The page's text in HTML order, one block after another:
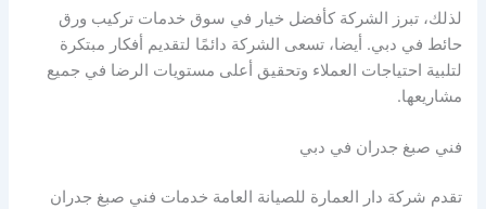
لذلك، تبرز الشركة كأفضل خيار في سوق خدمات تركيب ورق
حائط في دبي. أيضا، تسعى الشركة دائمًا لتقديم أفكار مبتكرة
لتلبية احتياجات العملاء وتحقيق أعلى مستويات الرضا في جميع
مشاريعها.
فني صبغ جدران في دبي
تقدم شركة دار العمارة للصيانة العامة خدمات فني صبغ جدران